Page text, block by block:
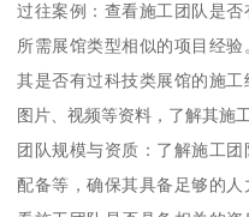
过往案例：查看施工团队是
所需展馆类型相似的项目经
其是否有过科技类展馆的施
图片、视频等资料，了解其施
团队规模与资质：了解施工
配备等，确保其具备足够的